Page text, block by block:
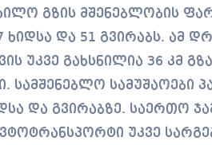
გზის მშენებლობის
და 51 გვირაბს. ამ
უკვე გახსნილია 36 კმ
სამშენებლო
და გვირაბზე. საერთო
უკვე